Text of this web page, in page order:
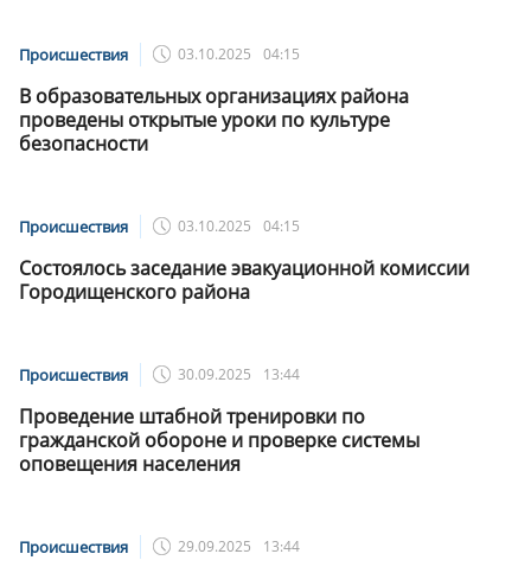
Происшествия 03.10.2025 04:15
В образовательных организациях района
проведены открытые уроки по культуре
безопасности
Происшествия 03.10.2025 04:15
Состоялось заседание эвакуационной комиссии
Городищенского района
Происшествия 30.09.2025 13:44
Проведение штабной тренировки по
гражданской обороне и проверке системы
оповещения населения
Происшествия 29.09.2025 13:44